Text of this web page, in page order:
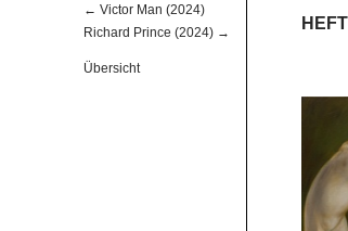
← Victor Man (2024)
Richard Prince (2024) →
Übersicht